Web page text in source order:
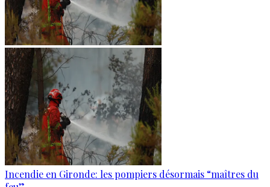
Incendie en Gironde: les pompiers désormais “maîtres du